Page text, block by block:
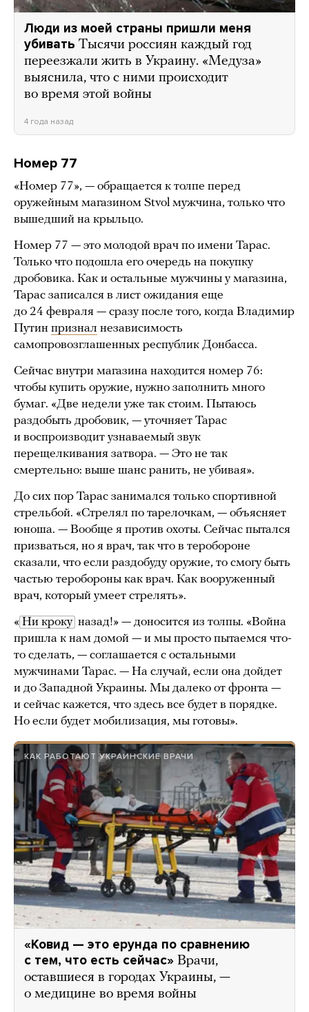
Люди из моей страны пришли меня
убивать Тысячи россиян каждый год
переезжали жить в Украину. «Медуза»
выяснила, что с ними происходит
во время этой войны
4 года назад
Номер 77
«Номер 77», — обращается к толпе перед
оружейным магазином Stvol мужчина, только что
вышедший на крыльцо.
Номер 77 — это молодой врач по имени Тарас.
Только что подошла его очередь на покупку
дробовика. Как и остальные мужчины у магазина,
Тарас записался в лист ожидания еще
до 24 февраля — сразу после того, когда Владимир
Путин признал независимость
самопровозглашенных республик Донбасса.
Сейчас внутри магазина находится номер 76:
чтобы купить оружие, нужно заполнить много
бумаг. «Две недели уже так стоим. Пытаюсь
раздобыть дробовик, — уточняет Тарас
и воспроизводит узнаваемый звук
перещелкивания затвора. — Это не так
смертельно: выше шанс ранить, не убивая».
До сих пор Тарас занимался только спортивной
стрельбой. «Стрелял по тарелочкам, — объясняет
юноша. — Вообще я против охоты. Сейчас пытался
призваться, но я врач, так что в теробороне
сказали, что если раздобуду оружие, то смогу быть
частью теробороны как врач. Как вооруженный
врач, который умеет стрелять».
« Ни кроку назад!» — доносится из толпы. «Война
пришла к нам домой — и мы просто пытаемся что-
то сделать, — соглашается с остальными
мужчинами Тарас. — На случай, если она дойдет
и до Западной Украины. Мы далеко от фронта —
и сейчас кажется, что здесь все будет в порядке.
Но если будет мобилизация, мы готовы».
КАК РАБОТАЮТ УКРАИНСКИЕ ВРАЧИ
«Ковид — это ерунда по сравнению
с тем, что есть сейчас» Врачи,
оставшиеся в городах Украины, —
о медицине во время войны